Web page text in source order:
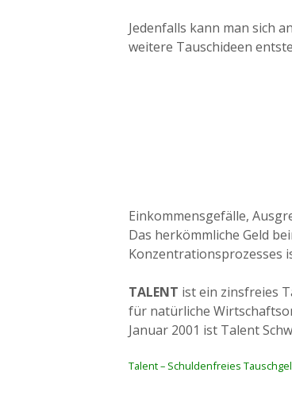
Jedenfalls kann man sich
weitere Tauschideen
Einkommensgefälle,
Das herkömmliche Geld
Konzentrationsprozesses
TALENT ist ein zinsfreies
für natürliche
Januar 2001 ist Talent
Talent – Schuldenfreies